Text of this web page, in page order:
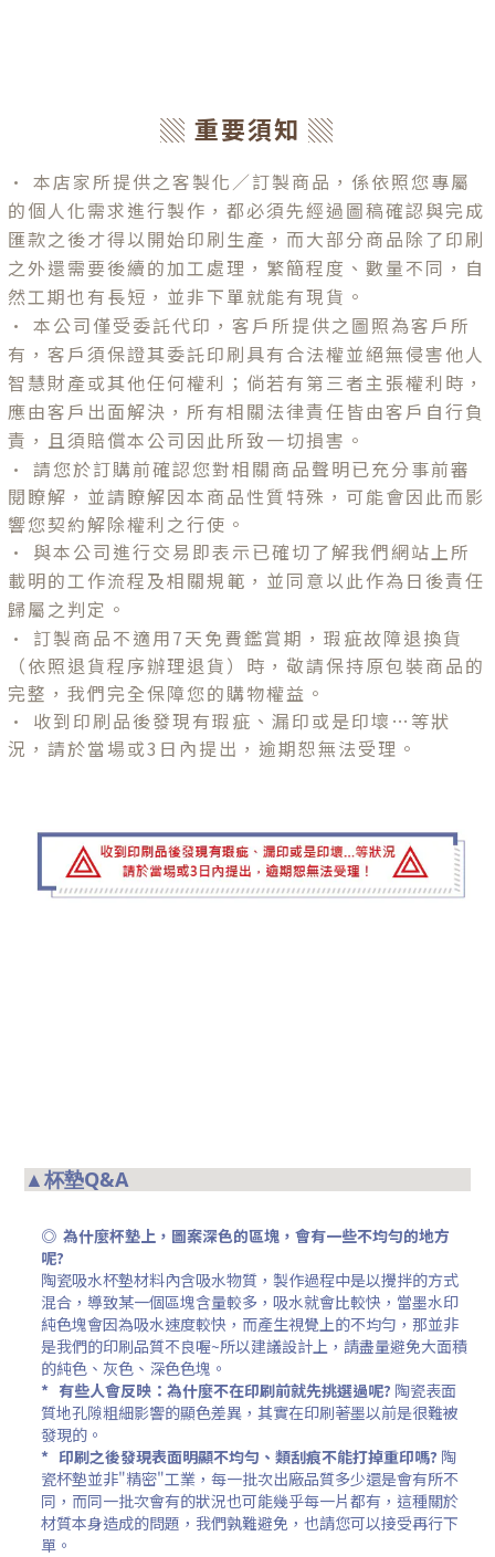
▒ 重要須知 ▒
• 本店家所提供之客製化／訂製商品，係依照您專屬
的個人化需求進行製作，都必須先經過圖稿確認與完成
匯款之後才得以開始印刷生產，而大部分商品除了印刷
之外還需要後續的加工處理，繁簡程度、數量不同，自
然工期也有長短，並非下單就能有現貨。
• 本公司僅受委託代印，客戶所提供之圖照為客戶所
有，客戶須保證其委託印刷具有合法權並絕無侵害他人
智慧財產或其他任何權利；倘若有第三者主張權利時，
應由客戶出面解決，所有相關法律責任皆由客戶自行負
責，且須賠償本公司因此所致一切損害。
• 請您於訂購前確認您對相關商品聲明已充分事前審
閱瞭解，並請瞭解因本商品性質特殊，可能會因此而影
響您契約解除權利之行使。
•
與本公司進行交易即表示已確切了解我們網站上所
載明的工作流程及相關規範，並同意以此作為日後責任
歸屬之判定。
•
訂製商品不適用7天免費鑑賞期，瑕疵故障退換貨
（依照退貨程序辦理退貨）時，敬請保持原包裝商品的
完整，我們完全保障您的購物權益。
•
收到印刷品後發現有瑕疵、漏印或是印壞…等狀
況，請於當場或3日內提出，逾期恕無法受理。
▲杯墊Q&A
◎ 為什麼杯墊上，圖案深色的區塊，會有一些不均勻的地方
呢?
陶瓷吸水杯墊材料內含吸水物質，製作過程中是以攪拌的方式
混合，導致某一個區塊含量較多，吸水就會比較快， 當墨水印
純色塊會因為吸水速度較快，而產生視覺上的不均勻，那並非
是我們的印刷品質不良喔~所以建議設計上，請盡量避免大面積
的純色、灰色、深色色塊。
* 有些人會反映：為什麼不在印刷前就先挑選過呢? 陶瓷表面
質地孔隙粗細影響的顯色差異，其實在印刷著墨以前是很難被
發現的。
* 印刷之後發現表面明顯不均勻、類刮痕不能打掉重印嗎? 陶
瓷杯墊並非"精密"工業， 每一批次出廠品質多少還是會有所不
同，而同一批次會有的狀況也可能幾乎每一片都有， 這種關於
材質本身造成的問題，我們孰難避免，也請您可以接受再行下
單。